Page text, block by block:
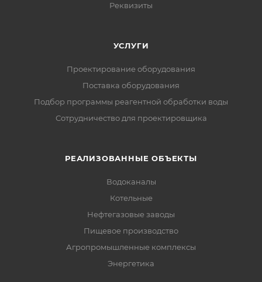
Реквизиты
УСЛУГИ
Проектирование оборудования
Поставка оборудования
Подбор программы реагентной обработки воды
Сотрудничество для проектировщика
РЕАЛИЗОВАННЫЕ ОБЪЕКТЫ
Водоканалы
Котельные
Нефтегазовые заводы
Пищевое производство
Агропромышленные комплексы
Энергетика